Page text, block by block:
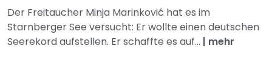
Der Freitaucher Minja Marinković hat es im
Starnberger See versucht: Er wollte einen deutschen
Seerekord aufstellen. Er schaffte es auf... | mehr